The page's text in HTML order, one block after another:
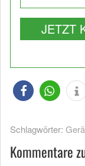
JETZT
Schlagwörter:
Kommentare